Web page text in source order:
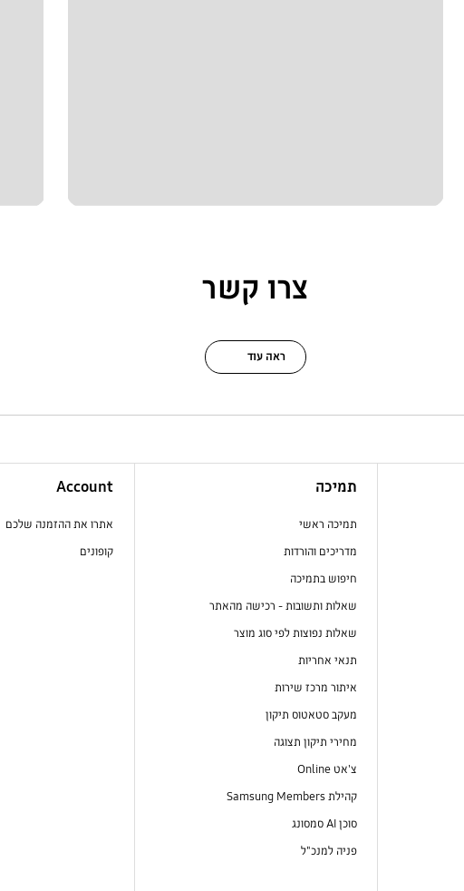
צרו קשר
ראה עוד
תמיכה
תמיכה ראשי
מדריכים והורדות
חיפוש בתמיכה
שאלות ותשובות - רכישה מהאתר
שאלות נפוצות לפי סוג מוצר
תנאי אחריות
איתור מרכז שירות
מעקב סטאטוס תיקון
מחירי תיקון תצוגה
צ'אט Online
קהילת Samsung Members
סוכן AI סמסונג
פניה למנכ"ל
Account
אתרו את ההזמנה שלכם
קופונים